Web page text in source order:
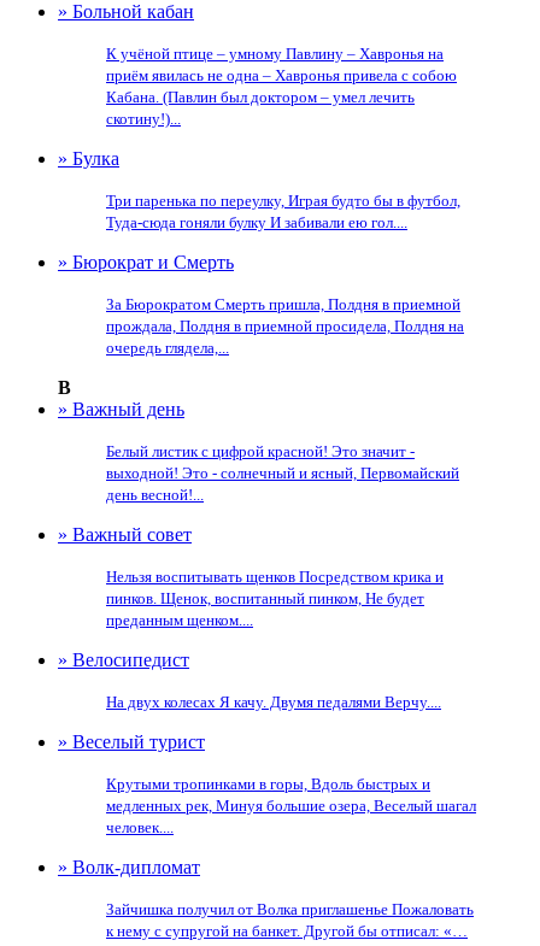
» Больной кабан
К учёной птице – умному Павлину – Хавронья на
приём явилась не одна – Хавронья привела с собою
Кабана. (Павлин был доктором – умел лечить
скотину!)...
» Булка
Три паренька по переулку, Играя будто бы в футбол,
Туда-сюда гоняли булку И забивали ею гол....
» Бюрократ и Смерть
За Бюрократом Смерть пришла, Полдня в приемной
прождала, Полдня в приемной просидела, Полдня на
очередь глядела,...
В
» Важный день
Белый листик с цифрой красной! Это значит -
выходной! Это - солнечный и ясный, Первомайский
день весной!...
» Важный совет
Нельзя воспитывать щенков Посредством крика и
пинков. Щенок, воспитанный пинком, Не будет
преданным щенком....
» Велосипедист
На двух колесах Я качу. Двумя педалями Верчу....
» Веселый турист
Крутыми тропинками в горы, Вдоль быстрых и
медленных рек, Минуя большие озера, Веселый шагал
человек....
» Волк-дипломат
Зайчишка получил от Волка приглашенье Пожаловать
к нему с супругой на банкет. Другой бы отписал: «…